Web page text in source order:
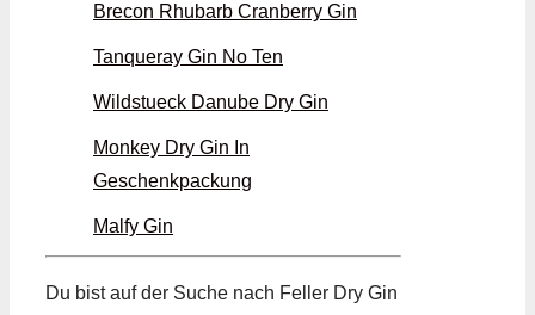
Brecon Rhubarb Cranberry Gin
Tanqueray Gin No Ten
Wildstueck Danube Dry Gin
Monkey Dry Gin In
Geschenkpackung
Malfy Gin
Du bist auf der Suche nach Feller Dry Gin